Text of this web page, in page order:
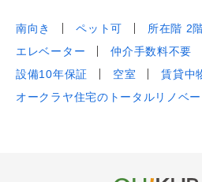
南向き ペット可 所在階 2
エレベーター
仲介手数料不要
設備10年保証
空室
賃貸中
オークラヤ住宅のトータルリノベ